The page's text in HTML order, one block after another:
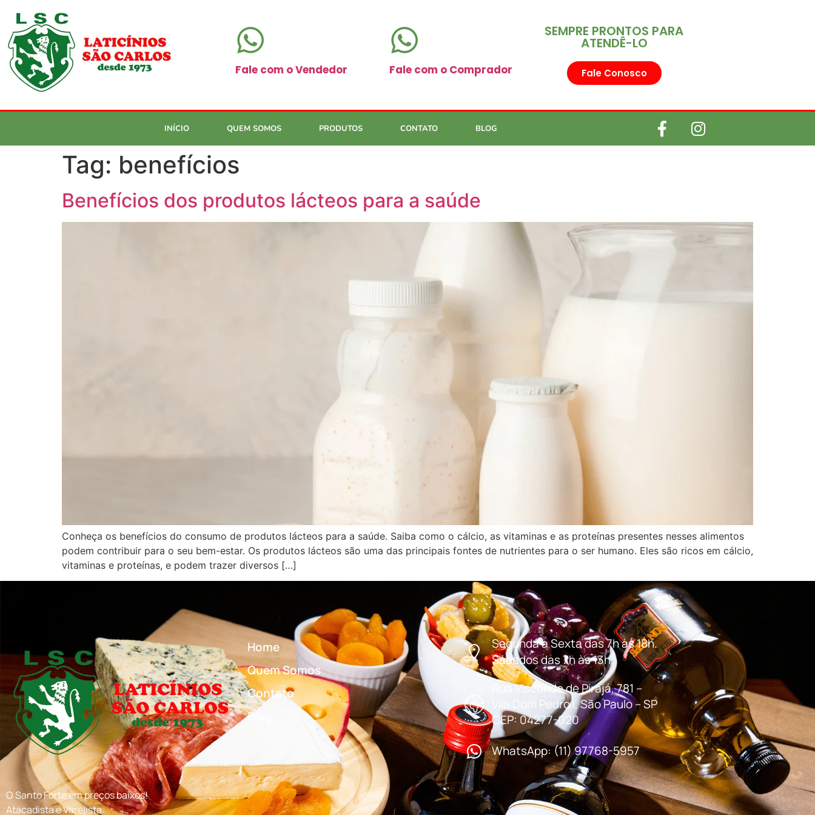
Fale com o Vendedor Fale com o Comprador
SEMPRE PRONTOS PARA
ATENDÊ-LO
Fale Conosco
INÍCIO QUEM SOMOS PRODUTOS CONTATO BLOG
Tag: benefícios
Benefícios dos produtos lácteos para a saúde
Conheça os benefícios do consumo de produtos lácteos para a saúde. Saiba como o cálcio, as vitaminas e as proteínas presentes nesses alimentos
podem contribuir para o seu bem-estar. Os produtos lácteos são uma das principais fontes de nutrientes para o ser humano. Eles são ricos em cálcio,
vitaminas e proteínas, e podem trazer diversos […]
O Santo Forte em preços baixos!
Atacadista e Varejista.
Home
Quem Somos
Contato
Blog
Segunda a Sexta das 7h às 18h.
Sábados das 7h às 13h.
Rua Visconde de Pirajá, 781 –
Vila Dom Pedro I, São Paulo – SP
CEP: 04277-020
WhatsApp: (11) 97768-5957